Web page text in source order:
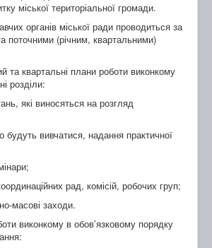
міської територіальної громади.
органів міської ради проводиться за
поточними (річним, квартальними)
та квартальні плани роботи виконкому
розділи:
які виносяться на розгляд
вивчатися, надання практичної
рад, комісій, робочих груп;
масові заходи.
виконкому в обов’язковому порядку